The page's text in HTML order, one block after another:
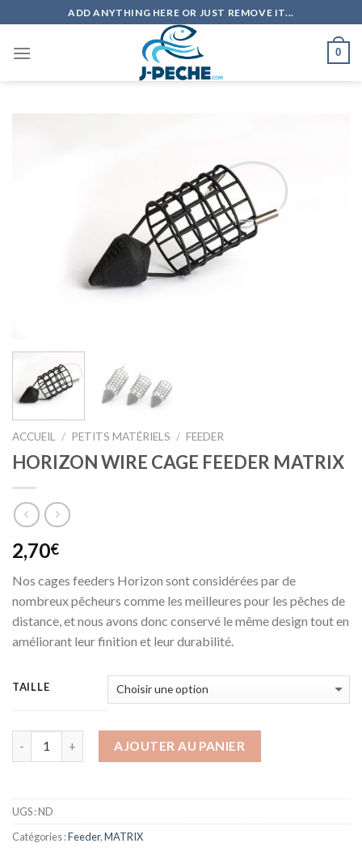
to
content
ADD ANYTHING HERE OR JUST REMOVE IT...
0
ACCUEIL / PETITS MATÉRIELS / FEEDER
HORIZON WIRE CAGE FEEDER MATRIX
2,70€
Nos cages feeders Horizon sont considérées par de
nombreux pêcheurs comme les meilleures pour les pêches de
distance, et nous avons donc conservé le même design tout en
améliorant leur finition et leur durabilité.
TAILLE
AJOUTER AU PANIER
UGS :ND
Catégories :Feeder,MATRIX